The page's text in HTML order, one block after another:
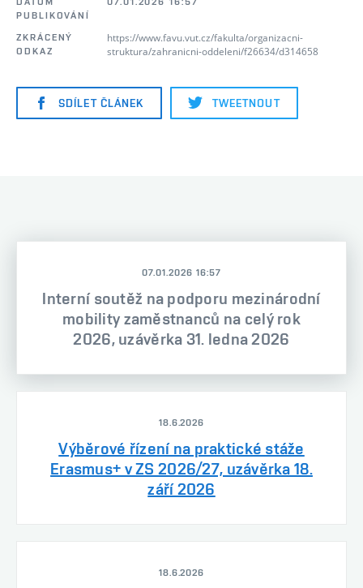
PUBLIKOVÁNÍ
ZKRÁCENÝ
ODKAZ
https://www.favu.vut.cz/fakulta/organizacni-
struktura/zahranicni-oddeleni/f26634/d314658
SDÍLET ČLÁNEK TWEETNOUT
07.01.2026 16:57
Interní soutěž na podporu mezinárodní
mobility zaměstnanců na celý rok
2026, uzávěrka 31. ledna 2026
18.6.2026
Výběrové řízení na praktické stáže
Erasmus+ v ZS 2026/27, uzávěrka 18.
září 2026
18.6.2026